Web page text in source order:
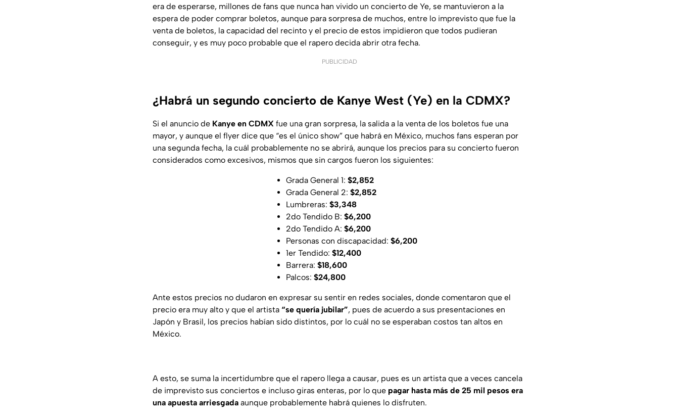
era de esperarse, millones de fans que nunca han vivido un concierto de Ye, se mantuvieron a la
espera de poder comprar boletos, aunque para sorpresa de muchos, entre lo imprevisto que fue la
venta de boletos, la capacidad del recinto y el precio de estos impidieron que todos pudieran
conseguir, y es muy poco probable que el rapero decida abrir otra fecha.
PUBLICIDAD
¿Habrá un segundo concierto de Kanye West (Ye) en la CDMX?
Si el anuncio de Kanye en CDMX fue una gran sorpresa, la salida a la venta de los boletos fue una
mayor, y aunque el flyer dice que “es el único show” que habrá en México, muchos fans esperan por
una segunda fecha, la cuál probablemente no se abrirá, aunque los precios para su concierto fueron
considerados como excesivos, mismos que sin cargos fueron los siguientes:
Grada General 1: $2,852
Grada General 2: $2,852
Lumbreras: $3,348
2do Tendido B: $6,200
2do Tendido A: $6,200
Personas con discapacidad: $6,200
1er Tendido: $12,400
Barrera: $18,600
Palcos: $24,800
Ante estos precios no dudaron en expresar su sentir en redes sociales, donde comentaron que el
precio era muy alto y que el artista “se quería jubilar”, pues de acuerdo a sus presentaciones en
Japón y Brasil, los precios habían sido distintos, por lo cuál no se esperaban costos tan altos en
México.
A esto, se suma la incertidumbre que el rapero llega a causar, pues es un artista que a veces cancela
de imprevisto sus conciertos e incluso giras enteras, por lo que pagar hasta más de 25 mil pesos era
una apuesta arriesgada aunque probablemente habrá quienes lo disfruten.